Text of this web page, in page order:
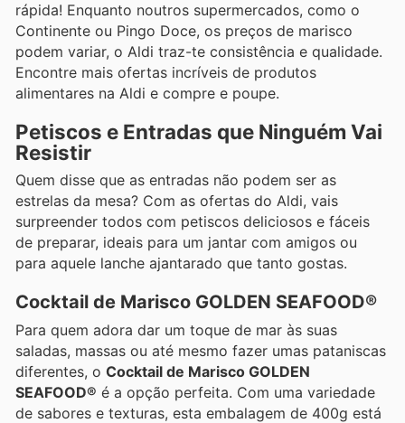
rápida! Enquanto noutros supermercados, como o
Continente ou Pingo Doce, os preços de marisco
podem variar, o Aldi traz-te consistência e qualidade.
Encontre mais ofertas incríveis de produtos
alimentares na Aldi e compre e poupe.
Petiscos e Entradas que Ninguém Vai
Resistir
Quem disse que as entradas não podem ser as
estrelas da mesa? Com as ofertas do Aldi, vais
surpreender todos com petiscos deliciosos e fáceis
de preparar, ideais para um jantar com amigos ou
para aquele lanche ajantarado que tanto gostas.
Cocktail de Marisco GOLDEN SEAFOOD®
Para quem adora dar um toque de mar às suas
saladas, massas ou até mesmo fazer umas pataniscas
diferentes, o Cocktail de Marisco GOLDEN
SEAFOOD® é a opção perfeita. Com uma variedade
de sabores e texturas, esta embalagem de 400g está